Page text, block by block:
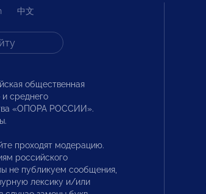
中文
общественная
и среднего
«ОПОРА РОССИИ».
проходят модерацию.
российского
не публикуем сообщения,
лексику и/или